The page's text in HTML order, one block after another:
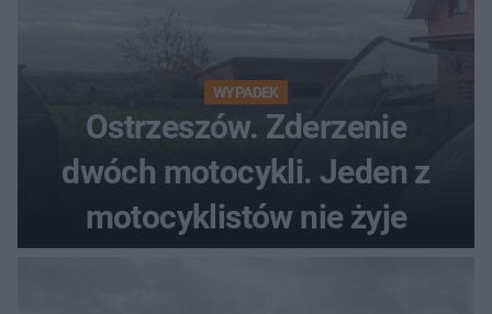
WYPADEK
Ostrzeszów. Zderzenie
dwóch motocykli. Jeden z
motocyklistów nie żyje